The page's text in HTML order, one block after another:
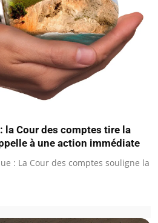
Cour des comptes tire la
à une action immédiate
: La Cour des comptes souligne la